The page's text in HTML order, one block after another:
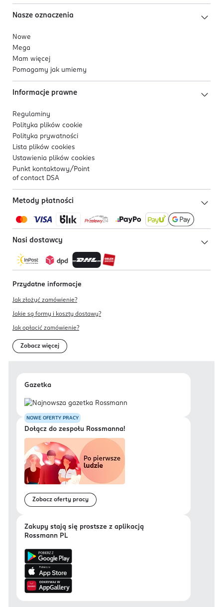
Nasze oznaczenia
Nowe
Mega
Mam więcej
Pomagamy jak umiemy
Informacje prawne
Regulaminy
Polityka plików cookie
Polityka prywatności
Lista plików cookies
Ustawienia plików cookies
Punkt kontaktowy/ Point
of contact DSA
Metody płatności
Nasi dostawcy
Przydatne informacje
Jak złożyć zamówienie?
Jakie są formy i koszty dostawy?
Jak opłacić zamówienie?
Zobacz więcej
Gazetka
NOWE OFERTY PRACY
Dołącz do zespołu Rossmanna!
Zobacz oferty pracy
Zakupy stają się prostsze z aplikacją
Rossmann PL